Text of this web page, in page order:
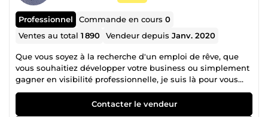
Professionnel Commande en cours0
Ventes au total1 890 Vendeur depuisJanv. 2020
Que vous soyez à la recherche d'un emploi de rêve, que
vous souhaitiez développer votre business ou simplement
gagner en visibilité professionnelle, je suis là pour vous
aider à atteindre vos objectifs sur LinkedIn, en 2026. Avec
25 320 abonnés actifs et plus de 12 ans d'expérience en
tant que commercial dans différents secteurs, je sais ce
Contacter le vendeur